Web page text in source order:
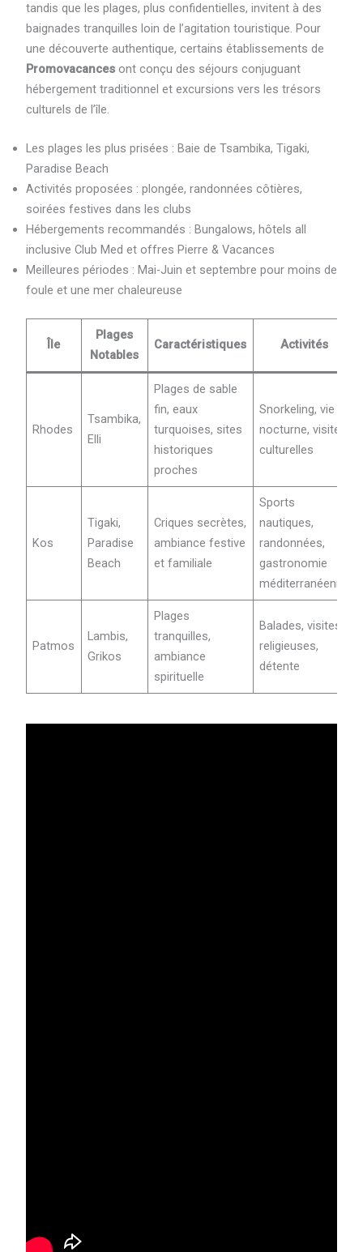
tandis que les plages, plus confidentielles, invitent à des
baignades tranquilles loin de l’agitation touristique. Pour
une découverte authentique, certains établissements de
Promovacancesont conçu des séjours conjuguant
hébergement traditionnel et excursions vers les trésors
culturels de l’île.
Les plages les plus prisées : Baie de Tsambika, Tigaki,
Paradise Beach
Activités proposées : plongée, randonnées côtières,
soirées festives dans les clubs
Hébergements recommandés : Bungalows, hôtels all
inclusive Club Med et offres Pierre & Vacances
Meilleures périodes : Mai-Juin et septembre pour moins de
foule et une mer chaleureuse
Île
Plages
Notables
Caractéristiques Activités
Rhodes
Tsambika,
Elli
Plages de sable
fin, eaux
turquoises, sites
historiques
proches
Snorkeling, vie
nocturne, visites
culturelles
Kos
Tigaki,
Paradise
Beach
Criques secrètes,
ambiance festive
et familiale
Sports
nautiques,
randonnées,
gastronomie
méditerranéenne
Patmos
Lambis,
Grikos
Plages
tranquilles,
ambiance
spirituelle
Balades, visites
religieuses,
détente